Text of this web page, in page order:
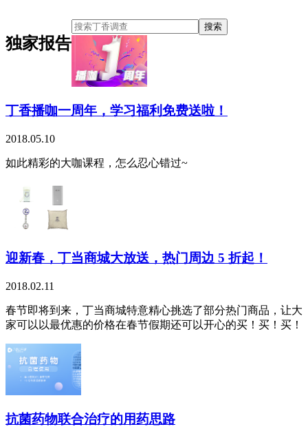
独家报告
丁香播咖一周年，学习福利免费送啦！
2018.05.10
如此精彩的大咖课程，怎么忍心错过~
迎新春，丁当商城大放送，热门周边 5 折起！
2018.02.11
春节即将到来，丁当商城特意精心挑选了部分热门商品，让大
家可以以最优惠的价格在春节假期还可以开心的买！买！买！
抗菌药物联合治疗的用药思路